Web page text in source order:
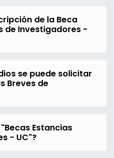
de la Beca
de Investigadores -
se puede solicitar
Breves de
Estancias
- UC"?